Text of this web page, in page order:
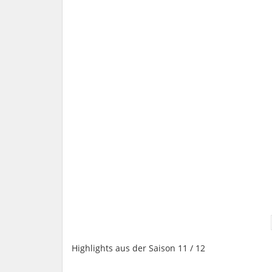
Highlights aus der Saison 11 / 12